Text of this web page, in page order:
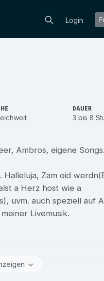
Login
DAUER
3 bis 8
Ambros, eigene
Zam oid
a Herz host wie a
uvm. auch speziell auf
Livemusik.